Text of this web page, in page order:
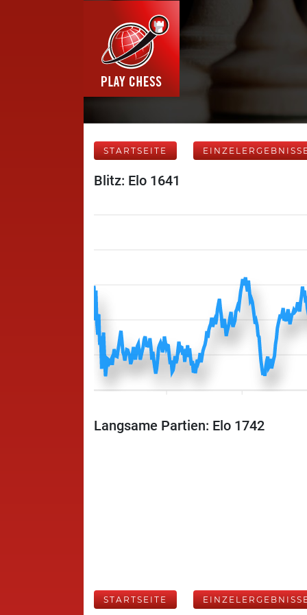
STARTSEITE
Blitz: Elo 1641
Langsame Partien: Elo 1742
STARTSEITE